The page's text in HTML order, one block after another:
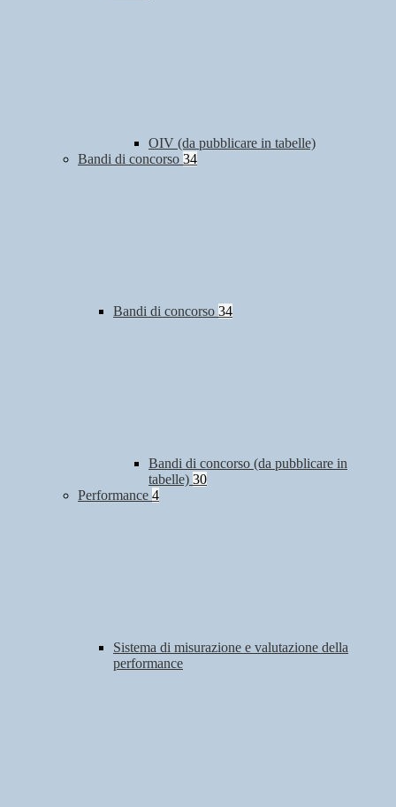
OIV (da pubblicare in tabelle)
Bandi di concorso 34
Bandi di concorso 34
Bandi di concorso (da pubblicare in
tabelle) 30
Performance 4
Sistema di misurazione e valutazione della
performance